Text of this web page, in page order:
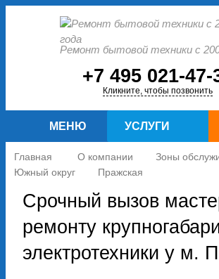
Ремонт бытовой техники с
+7 495 021-47-
Кликните, чтобы позвонить
УСЛУГИ
МЕНЮ
Главная О компании
Зоны
Южный округ
Пражская
Срочный вызов
ремонту
электротехники у м.